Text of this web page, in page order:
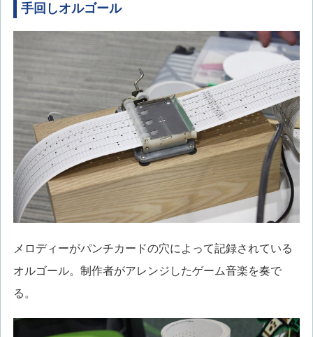
手回しオルゴール
メロディーがパンチカードの穴によって記録されている
オルゴール。制作者がアレンジしたゲーム音楽を奏で
る。